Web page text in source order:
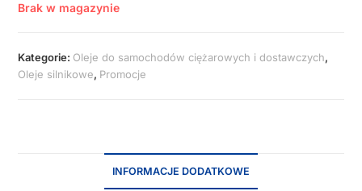
Brak w magazynie
Kategorie: Oleje do samochodów ciężarowych i dostawczych,
Oleje silnikowe, Promocje
INFORMACJE DODATKOWE